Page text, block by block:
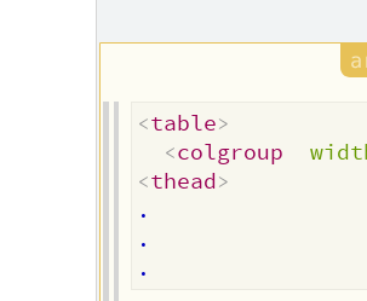
<table>
<colgroup
<thead>
.
.